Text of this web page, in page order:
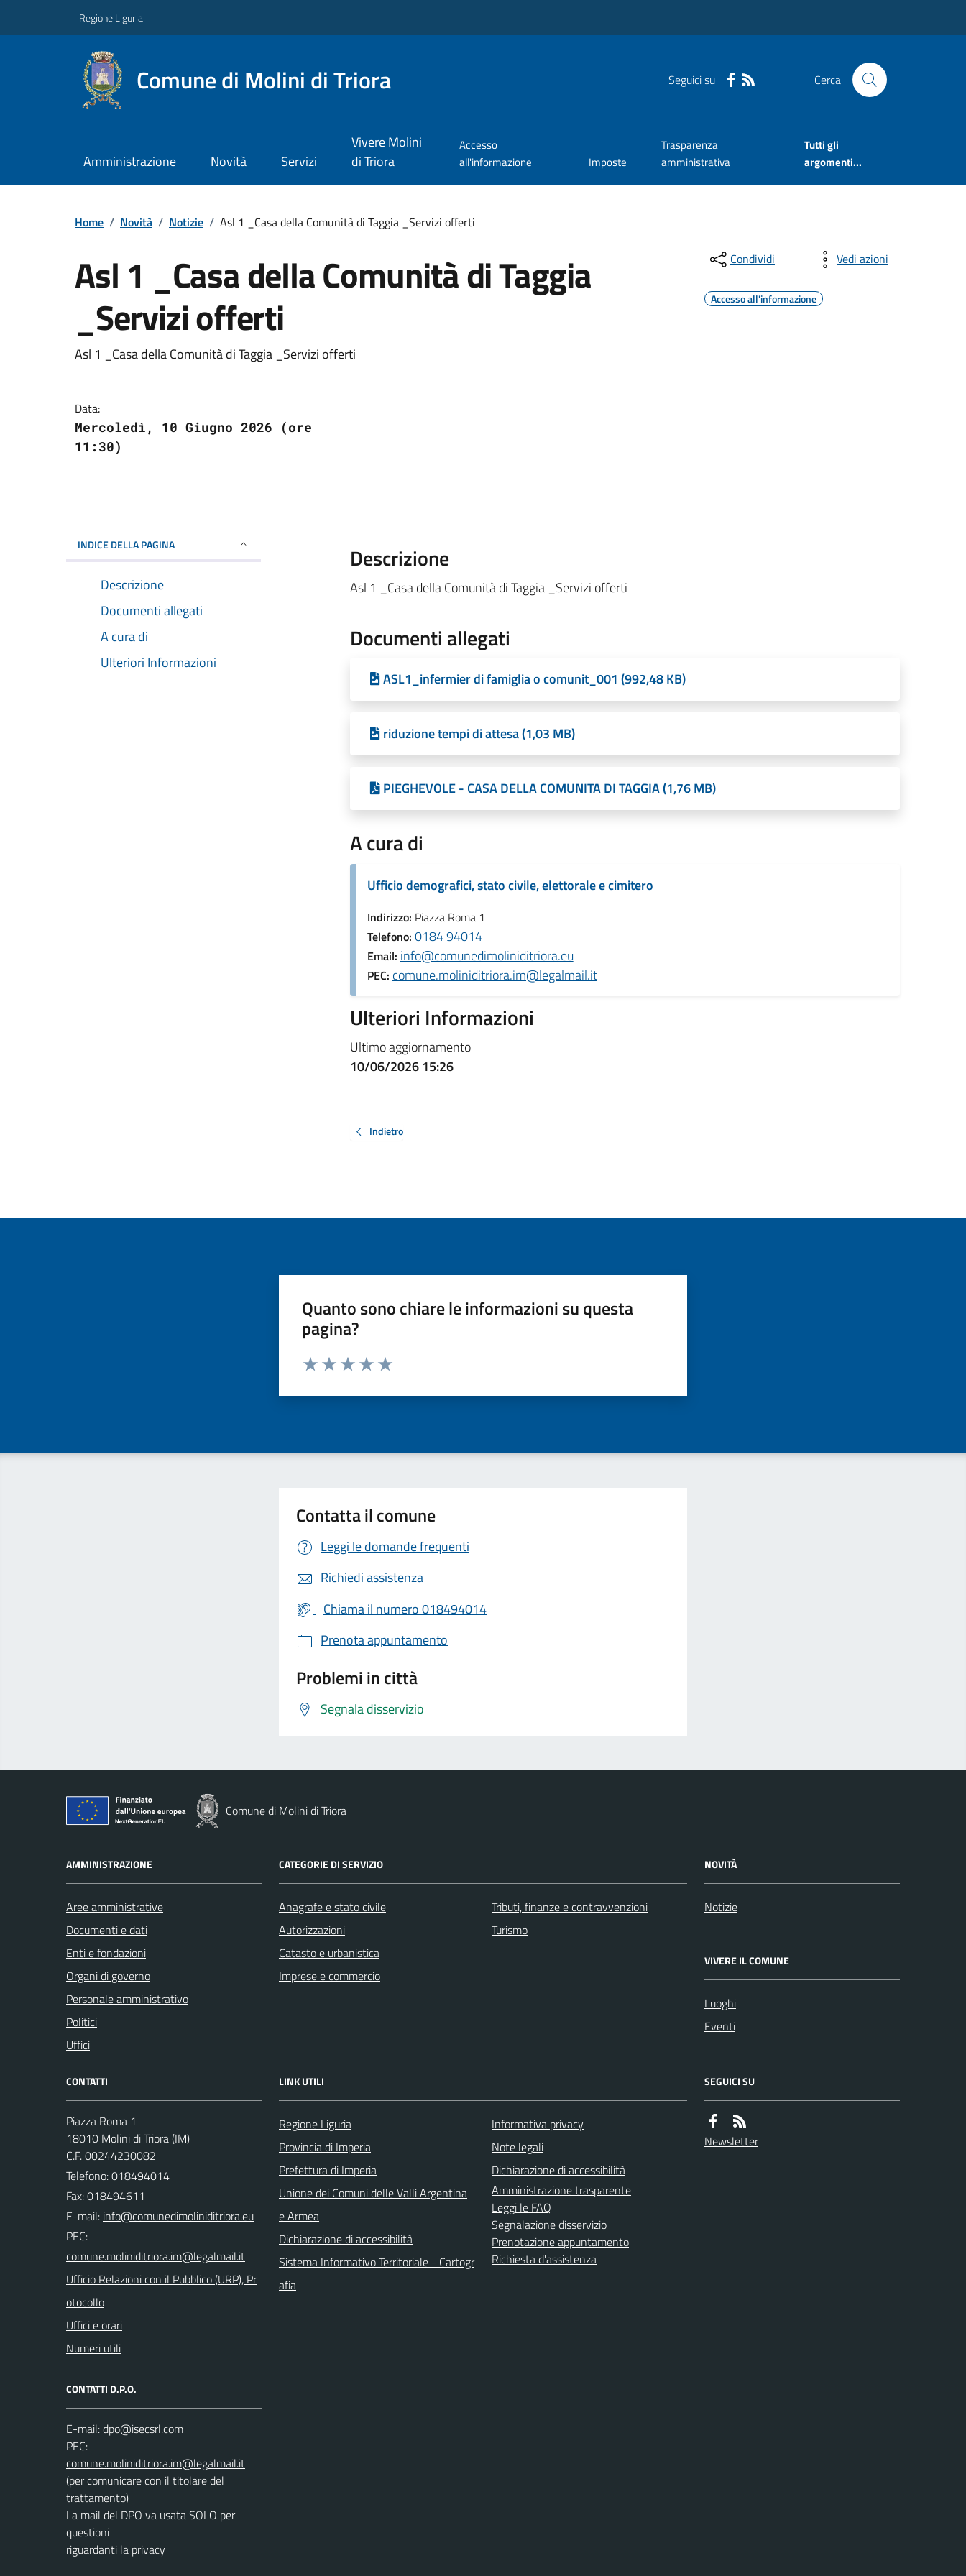
Regione Liguria
Comune di Molini di Triora Seguici su Cerca
Amministrazione Novità Servizi
Vivere Molini
di Triora
Accesso
all'informazione
Imposte
Trasparenza
amministrativa
Tutti gli
argomenti...
Home / Novità / Notizie / Asl 1 _Casa della Comunità di Taggia _Servizi offerti
Asl 1 _Casa della Comunità di Taggia
_Servizi offerti
Asl 1 _Casa della Comunità di Taggia _Servizi offerti
Data:
Mercoledì, 10 Giugno 2026 (ore
11:30)
Condividi Vedi azioni
Accesso all'informazione
INDICE DELLA PAGINA
Descrizione
Documenti allegati
A cura di
Ulteriori Informazioni
Descrizione
Asl 1 _Casa della Comunità di Taggia _Servizi offerti
Documenti allegati
ASL1_infermier di famiglia o comunit_001 (992,48 KB)
riduzione tempi di attesa (1,03 MB)
PIEGHEVOLE - CASA DELLA COMUNITA DI TAGGIA (1,76 MB)
A cura di
Ufficio demografici, stato civile, elettorale e cimitero
Indirizzo: Piazza Roma 1
Telefono: 0184 94014
Email: info@comunedimoliniditriora.eu
PEC: comune.moliniditriora.im@legalmail.it
Ulteriori Informazioni
Ultimo aggiornamento
10/06/2026 15:26
Indietro
Quanto sono chiare le informazioni su questa
pagina?
Valuta da 1 a 5 stelle la pagina
Contatta il comune
Leggi le domande frequenti
Richiedi assistenza
Chiama il numero 018494014
Prenota appuntamento
Problemi in città
Segnala disservizio
Comune di Molini di Triora
AMMINISTRAZIONE
Aree amministrative
Documenti e dati
Enti e fondazioni
Organi di governo
Personale amministrativo
Politici
Uffici
CATEGORIE DI SERVIZIO
Anagrafe e stato civile
Autorizzazioni
Catasto e urbanistica
Imprese e commercio
Tributi, finanze e contravvenzioni
Turismo
NOVITÀ
Notizie
VIVERE IL COMUNE
Luoghi
Eventi
CONTATTI
Piazza Roma 1
18010 Molini di Triora (IM)
C.F. 00244230082
Telefono:018494014
Fax: 018494611
E-mail:
PEC:
Ufficio Relazioni con il Pubblico (URP), Pr
otocollo
Uffici e orari
Numeri utili
CONTATTI D.P.O.
E-mail:
PEC:
(per comunicare con il titolare del
trattamento)
La mail del DPO va usata SOLO per
questioni
riguardanti la privacy
LINK UTILI
Regione Liguria
Provincia di Imperia
Prefettura di Imperia
Unione dei Comuni delle Valli Argentina
e Armea
Dichiarazione di accessibilità
Sistema Informativo Territoriale - Cartogr
afia
Informativa privacy
Note legali
Dichiarazione di accessibilità
Amministrazione trasparente
Leggi le FAQ
Segnalazione disservizio
Prenotazione appuntamento
Richiesta d'assistenza
SEGUICI SU
Newsletter